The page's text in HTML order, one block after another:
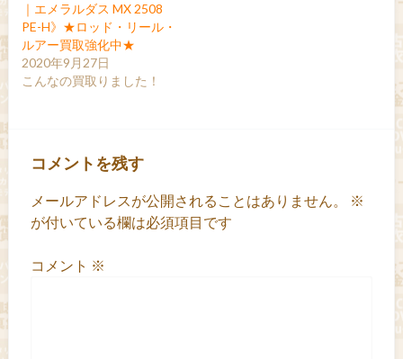
｜エメラルダス MX 2508
PE-H》★ロッド・リール・
ルアー買取強化中★
2020年9月27日
こんなの買取りました！
コメントを残す
メールアドレスが公開されることはありません。
※
が付いている欄は必須項目です
コメント ※